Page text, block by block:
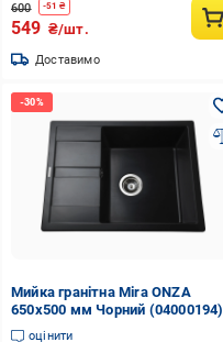
600 -51 ₴
549 ₴/шт.
Доставимо
Мийка гранітна Mira ONZA
650x500 мм Чорний (04000194)
оцінити